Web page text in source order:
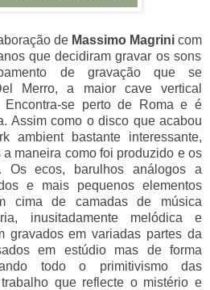
de Massimo Magrini com
que decidiram gravar os sons
de gravação que se
Merro, a maior cave vertical
Encontra-se perto de Roma e é
Assim como o disco que acabou
ambient bastante interessante,
maneira como foi produzido e os
Os ecos, barulhos análogos a
e mais pequenos elementos
cima de camadas de música
inusitadamente melódica e
gravados em variadas partes da
em estúdio mas de forma
todo o primitivismo das
que reflecte o mistério e